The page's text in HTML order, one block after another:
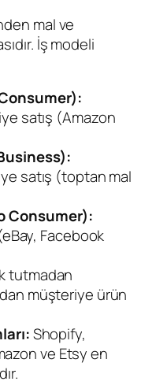
mal ve
İş modeli
satış (Amazon
satış (toptan mal
Consumer):
Facebook
tutmadan
müşteriye ürün
Shopify,
ve Etsy en